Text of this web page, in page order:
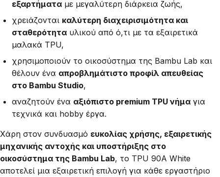
εξαρτήματα με μεγαλύτερη διάρκεια ζωής,
χρειάζονται καλύτερη διαχειρισιμότητα και
σταθερότητα υλικού από ό,τι με τα εξαιρετικά
μαλακά TPU,
χρησιμοποιούν το οικοσύστημα της Bambu Lab και
θέλουν ένα απροβλημάτιστο προφίλ απευθείας
στο Bambu Studio,
αναζητούν ένα αξιόπιστο premium TPU νήμα για
τεχνικά και hobby έργα.
Χάρη στον συνδυασμό ευκολίας χρήσης, εξαιρετικής
μηχανικής αντοχής και υποστήριξης στο
οικοσύστημα της Bambu Lab, το TPU 90A White
αποτελεί μια εξαιρετική επιλογή για κάθε εργαστήριο